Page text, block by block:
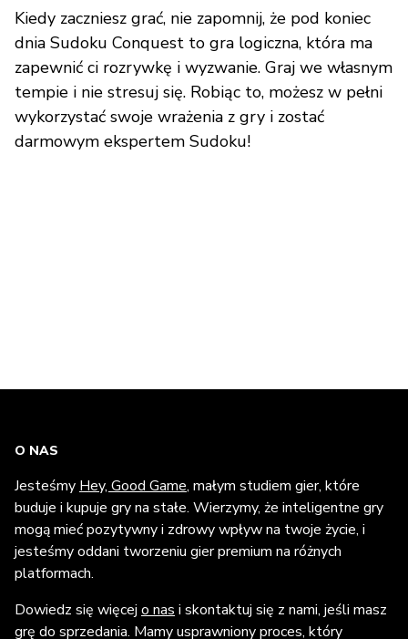
Kiedy zaczniesz grać, nie zapomnij, że pod koniec
dnia Sudoku Conquest to gra logiczna, która ma
zapewnić ci rozrywkę i wyzwanie. Graj we własnym
tempie i nie stresuj się. Robiąc to, możesz w pełni
wykorzystać swoje wrażenia z gry i zostać
darmowym ekspertem Sudoku!
O NAS
Jesteśmy Hey, Good Game, małym studiem gier, które
buduje i kupuje gry na stałe. Wierzymy, że inteligentne gry
mogą mieć pozytywny i zdrowy wpływ na twoje życie, i
jesteśmy oddani tworzeniu gier premium na różnych
platformach.
Dowiedz się więcej o nas i skontaktuj się z nami, jeśli masz
grę do sprzedania. Mamy usprawniony proces, który